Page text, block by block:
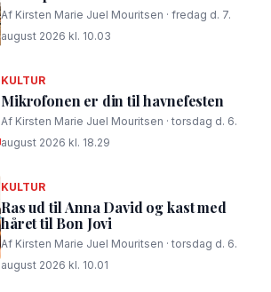
Af Kirsten Marie Juel Mouritsen · fredag d. 7.
august 2026 kl. 10.03
KULTUR
Mikrofonen er din til havnefesten
Af Kirsten Marie Juel Mouritsen · torsdag d. 6.
august 2026 kl. 18.29
KULTUR
Ras ud til Anna David og kast med
håret til Bon Jovi
Af Kirsten Marie Juel Mouritsen · torsdag d. 6.
august 2026 kl. 10.01